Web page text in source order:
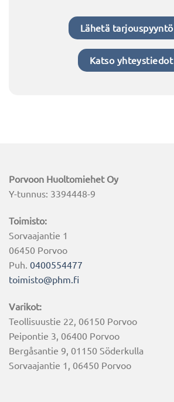
Lähetä tarjouspyyntö
Katso yhteystiedot
Porvoon Huoltomiehet Oy
Y-tunnus: 3394448-9
Toimisto:
Sorvaajantie 1
06450 Porvoo
Puh. 0400554477
toimisto@phm.fi
Varikot:
Teollisuustie 22, 06150 Porvoo
Peipontie 3, 06400 Porvoo
Bergåsantie 9, 01150 Söderkulla
Sorvaajantie 1, 06450 Porvoo